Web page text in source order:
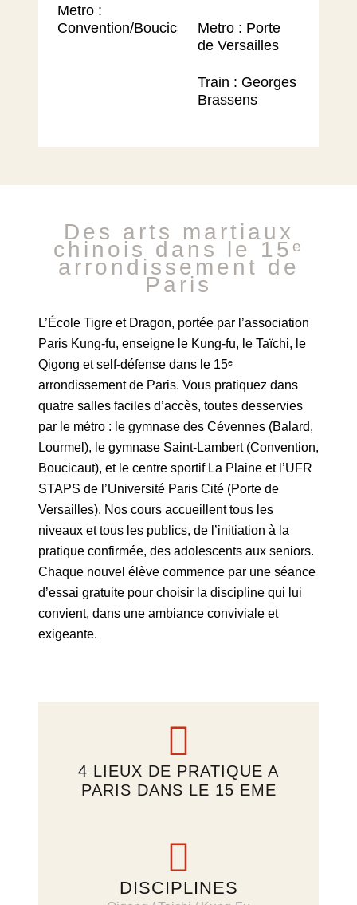
Metro :
Convention/Boucicaut Metro : Porte
de Versailles​
Train : Georges
Brassens
Des arts martiaux
chinois dans le 15ᵉ
arrondissement de
Paris
L’École Tigre et Dragon, portée par l’association
Paris Kung-fu, enseigne le Kung-fu, le Taïchi, le
Qigong et self-défense dans le 15ᵉ
arrondissement de Paris. Vous pratiquez dans
quatre salles faciles d’accès, toutes desservies
par le métro : le gymnase des Cévennes (Balard,
Lourmel), le gymnase Saint-Lambert (Convention,
Boucicaut), et le centre sportif La Plaine et l’UFR
STAPS de l’Université Paris Cité (Porte de
Versailles). Nos cours accueillent tous les
niveaux et tous les publics, de l’initiation à la
pratique confirmée, des adolescents aux seniors.
Chaque nouvel élève commence par une séance
d’essai gratuite pour choisir la discipline qui lui
convient, dans une ambiance conviviale et
exigeante.
4 LIEUX DE PRATIQUE A
PARIS DANS LE 15 EME
DISCIPLINES